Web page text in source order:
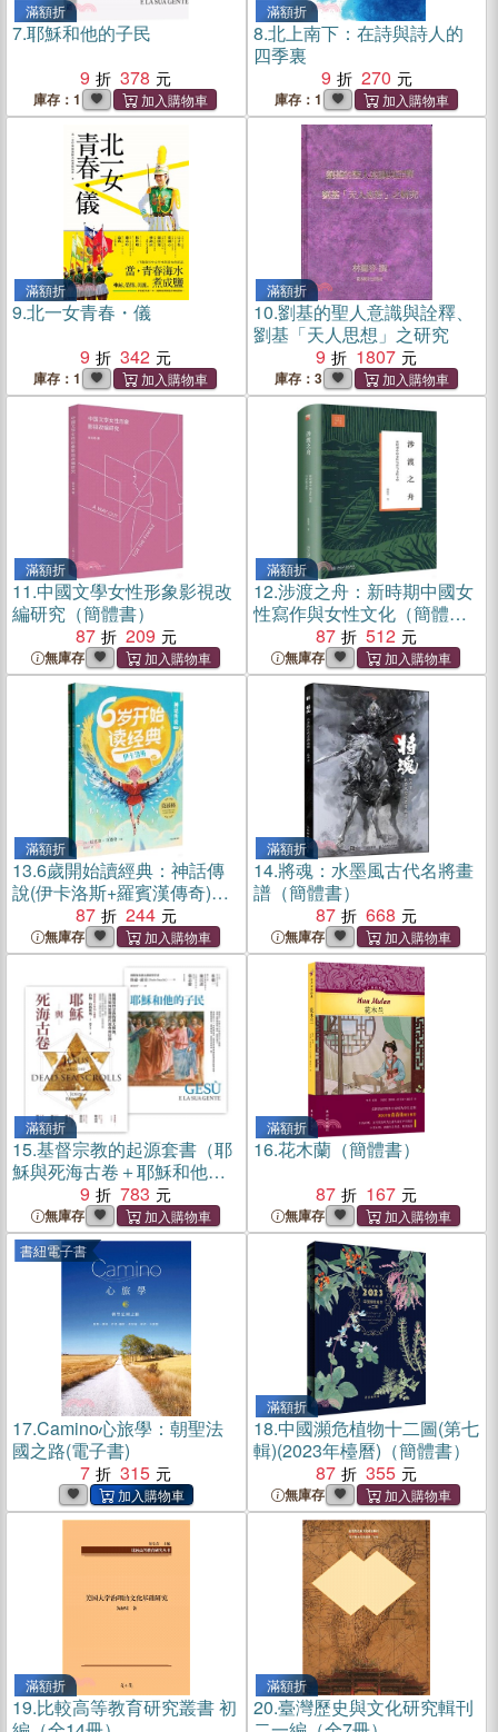
滿額折
7.耶穌和他的子民
9
378
庫存：1
滿額折
8.北上南下：在詩與詩人的
四季裏
9
270
庫存：1
滿額折
9.北一女青春・儀
9
342
庫存：1
滿額折
10.劉基的聖人意識與詮釋、
劉基「天人思想」之研究
9
1807
庫存：3
滿額折
11.中國文學女性形象影視改
編研究（簡體書）
87
209
無庫存
滿額折
12.涉渡之舟：新時期中國女
性寫作與女性文化（簡體
87 512
無庫存
滿額折
13.6歲開始讀經典：神話傳
說(伊卡洛斯+羅賓漢傳奇)
（簡體書）
87 244
無庫存
滿額折
14.將魂：水墨風古代名將畫
譜（簡體書）
87
668
無庫存
滿額折
15.基督宗教的起源套書（耶
穌與死海古卷＋耶穌和他的
9 783
無庫存
滿額折
16.花木蘭（簡體書）
87
167
無庫存
書紐電子書
17.Camino心旅學：朝聖法
國之路(電子書)
7
315
滿額折
18.中國瀕危植物十二圖(第七
輯)(2023年檯曆)（簡體書）
87
355
無庫存
滿額折
19.比較高等教育研究叢書 初
滿額折
20.臺灣歷史與文化研究輯刊